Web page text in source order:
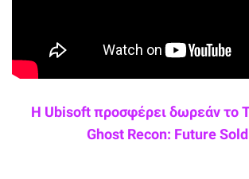
Η Ubisoft προσφέρει δωρεάν το
Ghost Recon: Future